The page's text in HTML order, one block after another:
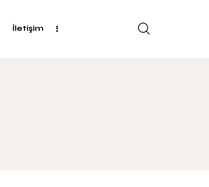
İletişim